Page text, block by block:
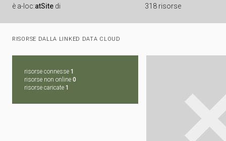
è a-loc:atSite di 318 risorse
RISORSE DALLA LINKED DATA CLOUD
risorse connesse 1
risorse non online 0
risorse caricate 1